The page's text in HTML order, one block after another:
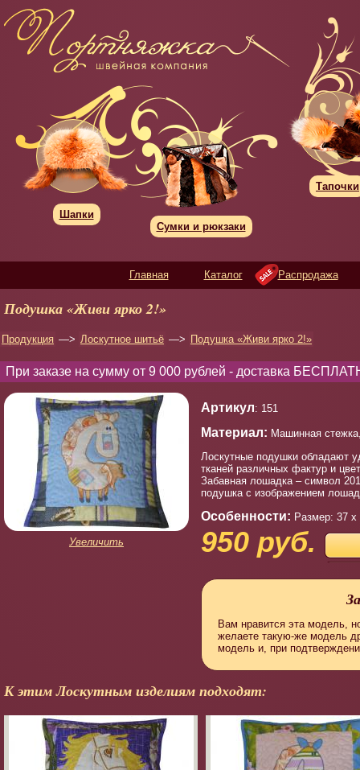
Шапки
Сумки и рюкзаки
Тапочки
Главная Каталог Распродажа
Подушка «Живи ярко 2!»
Продукция —> Лоскутное шитьё —> Подушка «Живи ярко 2!»
При заказе на сумму от 9 000 рублей - доставка
Увеличить
Артикул: 151
Материал: Машинная
Лоскутные подушки обладают
тканей различных фактур и
Забавная лошадка – символ
подушка с изображением
Особенности: Размер: 37
950 руб.
Вам нравится эта модель,
желаете такую-же модель
модель и, при
К этим Лоскутным изделиям подходят: